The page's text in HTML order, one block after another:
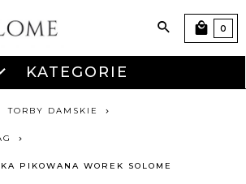
KATEGORIE
0
TORBY DAMSKIE
PIKOWANA WOREK SOLOME